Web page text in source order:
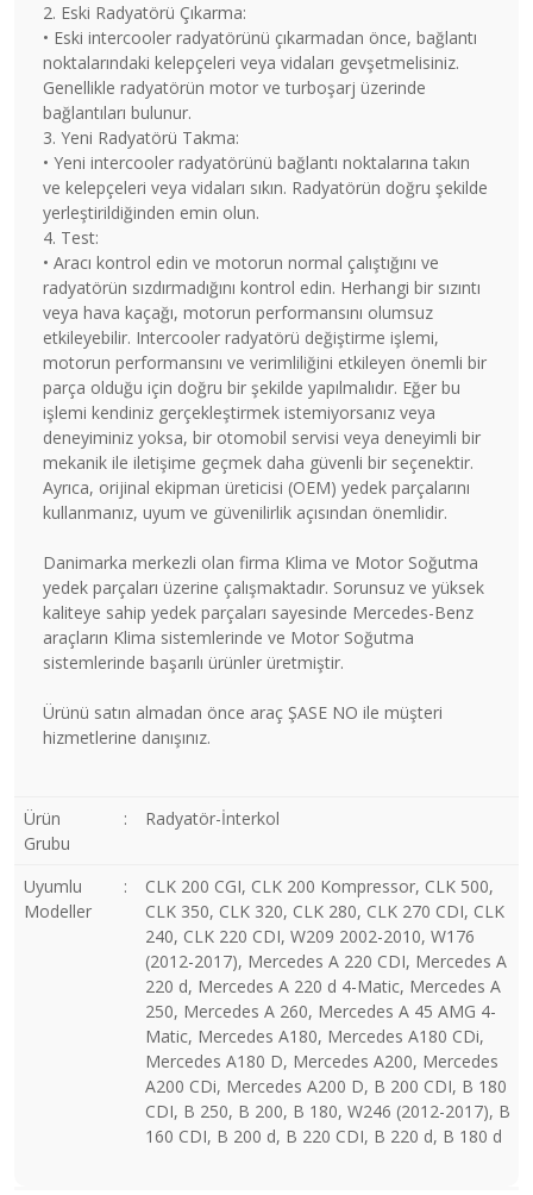
2. Eski Radyatörü Çıkarma:
• Eski intercooler radyatörünü çıkarmadan önce, bağlantı
noktalarındaki kelepçeleri veya vidaları gevşetmelisiniz.
Genellikle radyatörün motor ve turboşarj üzerinde
bağlantıları bulunur.
3. Yeni Radyatörü Takma:
• Yeni intercooler radyatörünü bağlantı noktalarına takın
ve kelepçeleri veya vidaları sıkın. Radyatörün doğru şekilde
yerleştirildiğinden emin olun.
4. Test:
• Aracı kontrol edin ve motorun normal çalıştığını ve
radyatörün sızdırmadığını kontrol edin. Herhangi bir sızıntı
veya hava kaçağı, motorun performansını olumsuz
etkileyebilir. Intercooler radyatörü değiştirme işlemi,
motorun performansını ve verimliliğini etkileyen önemli bir
parça olduğu için doğru bir şekilde yapılmalıdır. Eğer bu
işlemi kendiniz gerçekleştirmek istemiyorsanız veya
deneyiminiz yoksa, bir otomobil servisi veya deneyimli bir
mekanik ile iletişime geçmek daha güvenli bir seçenektir.
Ayrıca, orijinal ekipman üreticisi (OEM) yedek parçalarını
kullanmanız, uyum ve güvenilirlik açısından önemlidir.
Danimarka merkezli olan firma Klima ve Motor Soğutma
yedek parçaları üzerine çalışmaktadır. Sorunsuz ve yüksek
kaliteye sahip yedek parçaları sayesinde Mercedes-Benz
araçların Klima sistemlerinde ve Motor Soğutma
sistemlerinde başarılı ürünler üretmiştir.
Ürünü satın almadan önce araç ŞASE NO ile müşteri
hizmetlerine danışınız.
Ürün
Grubu
: Radyatör-İnterkol
Uyumlu
Modeller
:
CLK 200 CGI, CLK 200 Kompressor, CLK 500,
CLK 350, CLK 320, CLK 280, CLK 270 CDI, CLK
240, CLK 220 CDI, W209 2002-2010, W176
(2012-2017), Mercedes A 220 CDI, Mercedes A
220 d, Mercedes A 220 d 4-Matic, Mercedes A
250, Mercedes A 260, Mercedes A 45 AMG 4-
Matic, Mercedes A180, Mercedes A180 CDi,
Mercedes A180 D, Mercedes A200, Mercedes
A200 CDi, Mercedes A200 D, B 200 CDI, B 180
CDI, B 250, B 200, B 180, W246 (2012-2017), B
160 CDI, B 200 d, B 220 CDI, B 220 d, B 180 d